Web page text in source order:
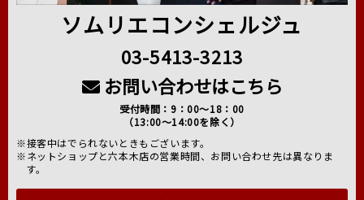
ソムリエコンシェルジュ
03-5413-3213
お問い合わせはこちら
受付時間：9：00～18：00
（13:00～14:00を除く）
※接客中はでられないときもございます。
※ネットショップと六本木店の営業時間、お問い合わせ先は異なりま
す。